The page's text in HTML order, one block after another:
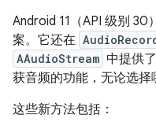
Android 11（API 级别
案。它还在
AAudioStream 中提供
获音频的功能，无论选择
这些新方法包括：